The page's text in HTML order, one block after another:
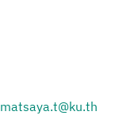
matsaya.t@ku.th